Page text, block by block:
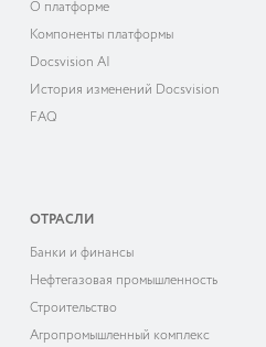
О платформе
Компоненты платформы
Docsvision AI
История изменений Docsvision
FAQ
ОТРАСЛИ
Банки и финансы
Нефтегазовая промышленность
Строительство
Агропромышленный комплекс